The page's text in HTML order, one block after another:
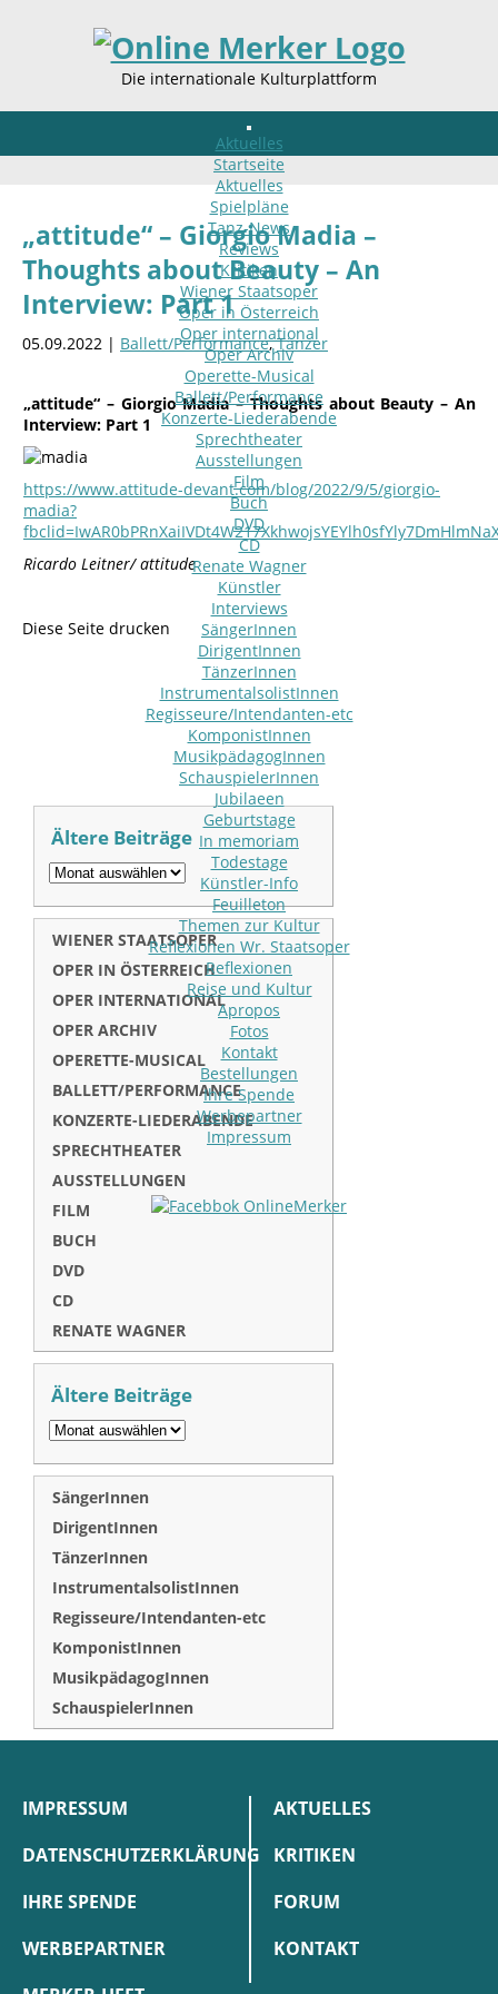
Die internationale Kulturplattform
Aktuelles
Startseite
Aktuelles
Spielpläne
Tanz-News
Reviews
Kritiken
Wiener Staatsoper
Oper in Österreich
Oper international
Oper Archiv
Operette-Musical
Ballett/Performance
Konzerte-Liederabende
Sprechtheater
Ausstellungen
Film
Buch
DVD
CD
Renate Wagner
Künstler
Interviews
SängerInnen
DirigentInnen
TänzerInnen
InstrumentalsolistInnen
Regisseure/Intendanten-etc
KomponistInnen
MusikpädagogInnen
SchauspielerInnen
Jubilaeen
Geburtstage
In memoriam
Todestage
Künstler-Info
Feuilleton
Themen zur Kultur
Reflexionen Wr. Staatsoper
Reflexionen
Reise und Kultur
Apropos
Fotos
Kontakt
Bestellungen
Ihre Spende
Werbepartner
Impressum
„attitude“ – Giorgio Madia –
Thoughts about Beauty – An
Interview: Part 1
05.09.2022 | Ballett/Performance,Tänzer
„attitude“ – Giorgio Madia – Thoughts about Beauty – An
Interview: Part 1
https://www.attitude-devant.com/blog/2022/9/5/giorgio-
madia?
Ricardo Leitner/ attitude
Diese Seite drucken
Ältere Beiträge
WIENER STAATSOPER
OPER IN ÖSTERREICH
OPER INTERNATIONAL
OPER ARCHIV
OPERETTE-MUSICAL
BALLETT/PERFORMANCE
KONZERTE-LIEDERABENDE
SPRECHTHEATER
AUSSTELLUNGEN
FILM
BUCH
DVD
CD
RENATE WAGNER
Ältere Beiträge
SängerInnen
DirigentInnen
TänzerInnen
InstrumentalsolistInnen
Regisseure/Intendanten-etc
KomponistInnen
MusikpädagogInnen
SchauspielerInnen
IMPRESSUM
DATENSCHUTZERKLÄRUNG
IHRE SPENDE
WERBEPARTNER
AKTUELLES
KRITIKEN
FORUM
KONTAKT